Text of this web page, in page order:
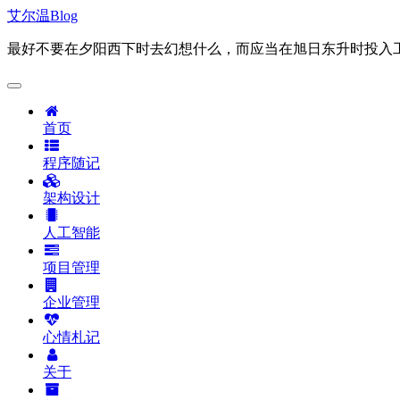
艾尔温Blog
最好不要在夕阳西下时去幻想什么，而应当在旭日东升时投入
首页
程序随记
架构设计
人工智能
项目管理
企业管理
心情札记
关于